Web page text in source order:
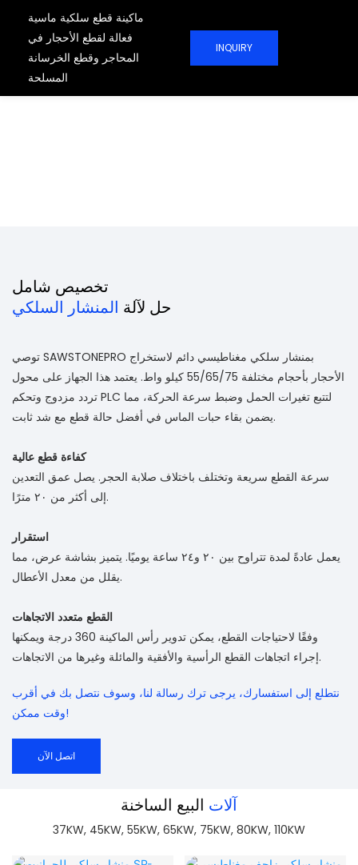
ماكينة قطع سلكية ماسية
فعالة لقطع الأحجار في
المحاجر وقطع الخرسانة
المسلحة
INQUIRY
تخصيص شامل
حل لآلة
المنشار السلكي
توصي SAWSTONEPRO بمنشار سلكي مغناطيسي دائم لاستخراج
الأحجار بأحجام مختلفة 55/65/75 كيلو واط. يعتمد هذا الجهاز على محول
تردد مزدوج وتحكم PLC لتتبع تغيرات الحمل وضبط سرعة الحركة، مما
يضمن بقاء حبات الماس في أفضل حالة قطع مع شد ثابت.
كفاءة قطع عالية
سرعة القطع سريعة وتختلف باختلاف صلابة الحجر. يصل عمق التعدين
إلى أكثر من ٢٠ مترًا.
استقرار
يعمل عادةً لمدة تتراوح بين ٢٠ و٢٤ ساعة يوميًا. يتميز بشاشة عرض، مما
يقلل من معدل الأعطال.
القطع متعدد الاتجاهات
وفقًا لاحتياجات القطع، يمكن تدوير رأس الماكينة 360 درجة ويمكنها
إجراء اتجاهات القطع الرأسية والأفقية والمائلة وغيرها من الاتجاهات.
نتطلع إلى استفسارك، يرجى ترك رسالة لنا، وسوف نتصل بك في أقرب
وقت ممكن!
اتصل الآن
آلات البيع الساخنة
37KW, 45KW, 55KW, 65KW, 75KW, 80KW, 110KW